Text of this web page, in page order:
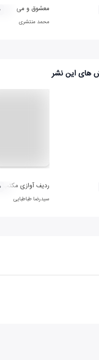
صبا (لوح دوم) معشوق و می
محمد منتشری
های این نشر
شور) ردیف آوازی مکتب
سیدرضا طباطبایی